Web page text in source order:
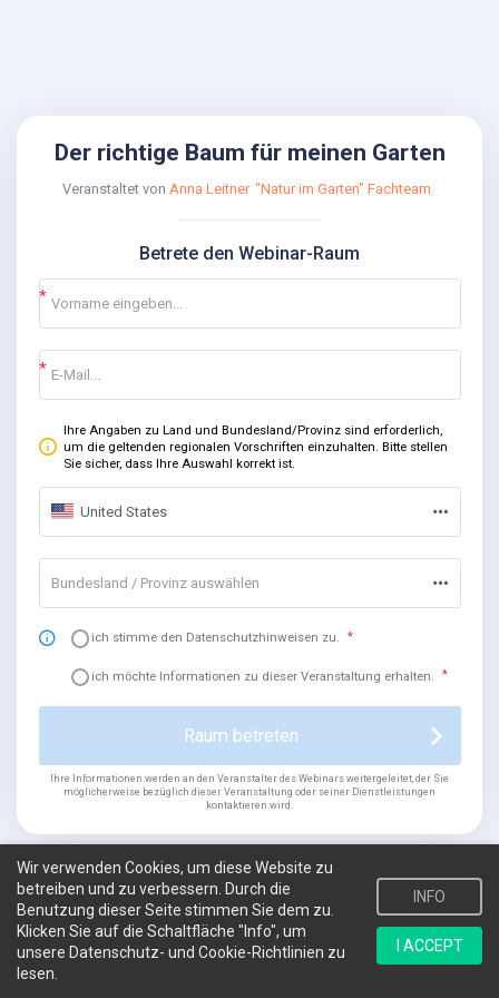
Der richtige Baum für meinen Garten
Veranstaltet von Anna Leitner "Natur im Garten" Fachteam
Betrete den Webinar-Raum
Ihre Angaben zu Land und Bundesland/Provinz sind erforderlich,
um die geltenden regionalen Vorschriften einzuhalten. Bitte stellen
Sie sicher, dass Ihre Auswahl korrekt ist.
United States
Bundesland / Provinz auswählen
Ja, ich stimme den Datenschutzhinweisen zu.
Ja, ich möchte Informationen zu dieser Veranstaltung erhalten.
Raum betreten
Ihre Informationen werden an den Veranstalter des Webinars weitergeleitet, der Sie
möglicherweise bezüglich dieser Veranstaltung oder seiner Dienstleistungen
kontaktieren wird.
Wir verwenden Cookies, um diese Website zu
betreiben und zu verbessern. Durch die
Benutzung dieser Seite stimmen Sie dem zu.
Klicken Sie auf die Schaltfläche "Info", um
unsere Datenschutz- und Cookie-Richtlinien zu
lesen.
INFO
I ACCEPT